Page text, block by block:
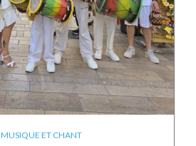
MUSIQUE ET CHANT